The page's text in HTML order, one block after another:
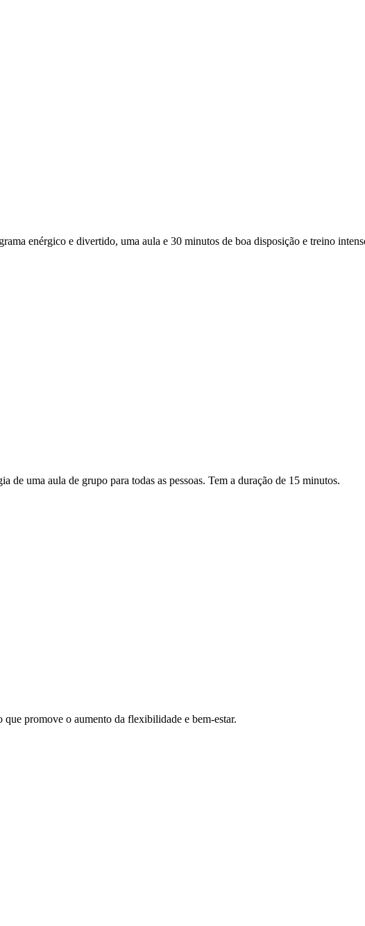
enérgico e divertido, uma aula e 30 minutos de boa disposição e treino
de uma aula de grupo para todas as pessoas. Tem a duração de 15 minutos.
promove o aumento da flexibilidade e bem-estar.